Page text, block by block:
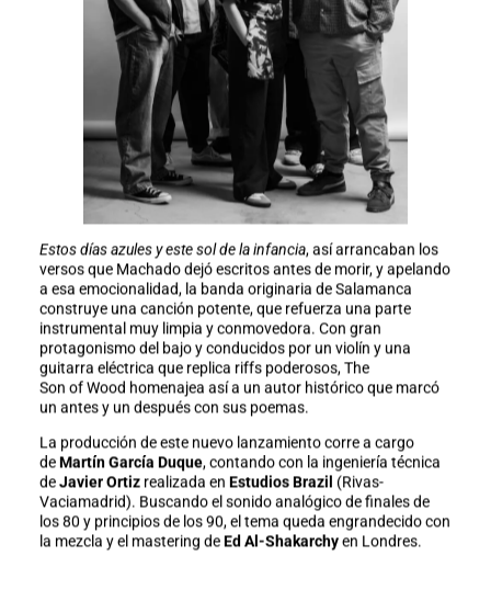
Estos días azules y este sol de la infancia, así arrancaban los
versos que Machado dejó escritos antes de morir, y apelando
a esa emocionalidad, la banda originaria de Salamanca
construye una canción potente, que refuerza una parte
instrumental muy limpia y conmovedora. Con gran
protagonismo del bajo y conducidos por un violín y una
guitarra eléctrica que replica riffs poderosos, The
Son of Wood homenajea así a un autor histórico que marcó
un antes y un después con sus poemas.
La producción de este nuevo lanzamiento corre a cargo
de Martín García Duque, contando con la ingeniería técnica
deJavier Ortizrealizada en Estudios Brazil (Rivas-
Vaciamadrid). Buscando el sonido analógico de finales de
los 80 y principios de los 90, el tema queda engrandecido con
la mezcla y el mastering de Ed Al-Shakarchyen Londres.